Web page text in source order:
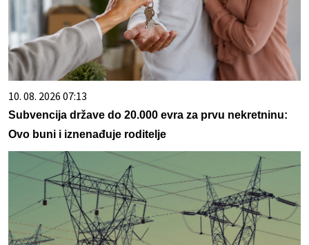
10. 08. 2026 07:13
Subvencija države do 20.000 evra za prvu nekretninu:
Ovo buni i iznenađuje roditelje